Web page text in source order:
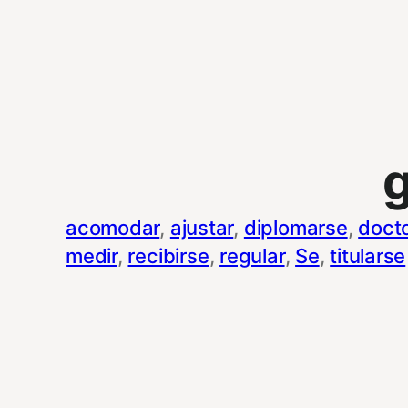
acomodar, ajustar, diplomarse,
medir, recibirse, regular, Se, titularse